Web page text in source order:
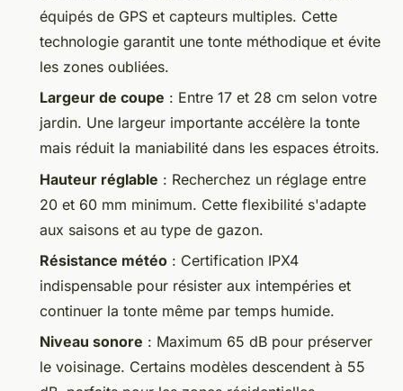
équipés de GPS et capteurs multiples. Cette
technologie garantit une tonte méthodique et évite
les zones oubliées.
Largeur de coupe : Entre 17 et 28 cm selon votre
jardin. Une largeur importante accélère la tonte
mais réduit la maniabilité dans les espaces étroits.
Hauteur réglable : Recherchez un réglage entre
20 et 60 mm minimum. Cette flexibilité s'adapte
aux saisons et au type de gazon.
Résistance météo : Certification IPX4
indispensable pour résister aux intempéries et
continuer la tonte même par temps humide.
Niveau sonore : Maximum 65 dB pour préserver
le voisinage. Certains modèles descendent à 55